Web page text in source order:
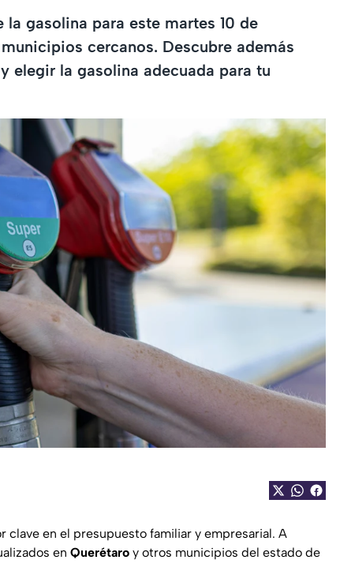
gasolina para este martes 10 de
cercanos. Descubre además
elegir la gasolina adecuada para tu
en el presupuesto familiar y empresarial. A
en Querétaro y otros municipios del estado de